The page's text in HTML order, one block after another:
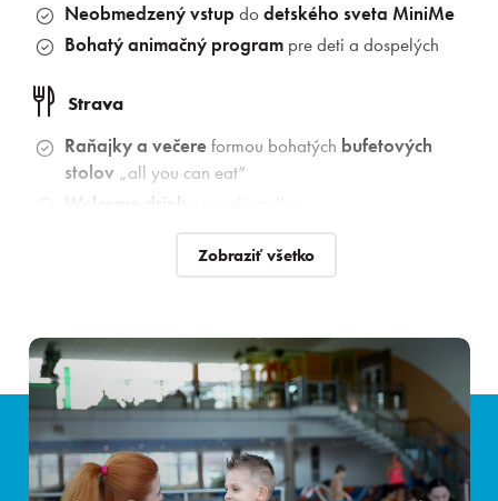
Neobmedzený vstup dodetského sveta MiniMe
Bohatý animačný programpre deti a dospelých
Strava
Raňajky a večereformou bohatých bufetových
stolov „all you can eat“
Welcome drink
Wellness a relax
Ďalšie služby v cene balíka
Bezplatné
KvalitnéWifi pripojenie
Zobraziť všetko